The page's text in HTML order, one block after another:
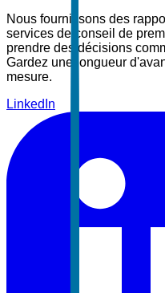
Nous fournissons des
services de conseil de
prendre des décisions
Gardez une longueur
mesure.
LinkedIn